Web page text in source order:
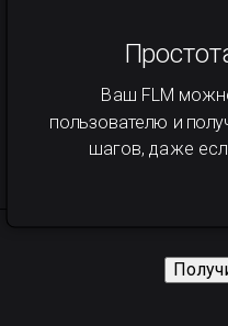
Ваш FLM
пользователю и
шагов, даже